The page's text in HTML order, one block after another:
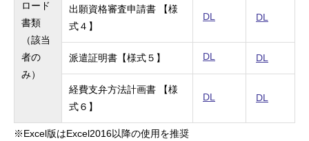
ロード
書類
（該当
者の
み）
出願資格審査申請書 【様
式４】
DL DL
派遣証明書【様式５】 DL DL
経費支弁方法計画書 【様
式６】
DL DL
※Excel版はExcel2016以降の使用を推奨